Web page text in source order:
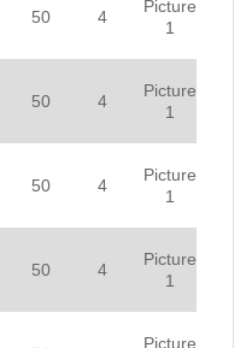
50 4
Picture
1
50 4
Picture
1
50 4
Picture
1
50 4
Picture
1
Picture